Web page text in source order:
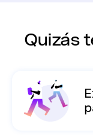
Quizás